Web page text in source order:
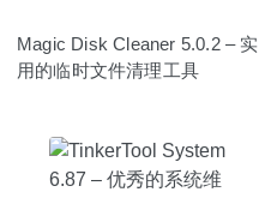
Magic Disk Cleaner 5.0.2 – 实
用的临时文件清理工具